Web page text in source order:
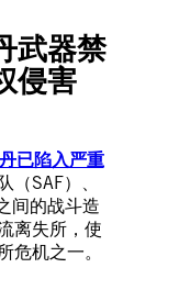
武器禁
侵害
已陷入严重
（SAF）、
间的战斗造
离失所，使
危机之一。